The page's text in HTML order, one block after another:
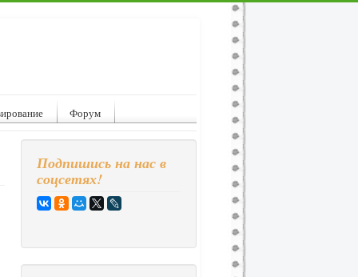
Форум
Подпишись на нас в
соцсетях!